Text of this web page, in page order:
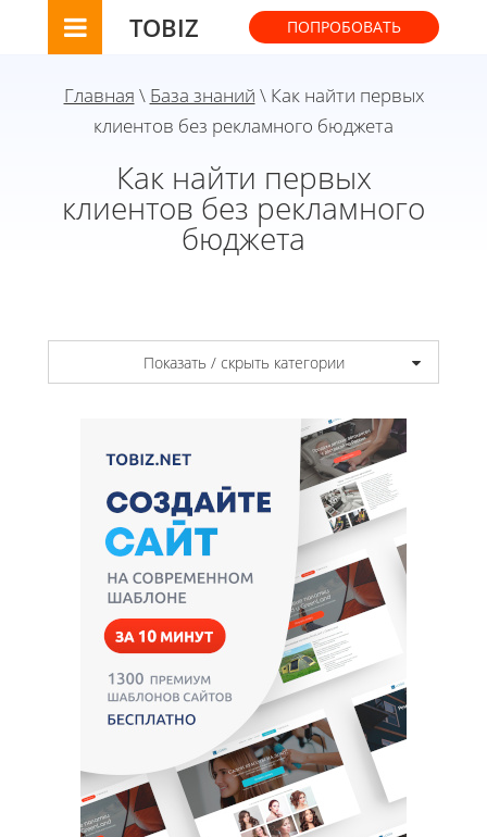
TOBIZ ПОПРОБОВАТЬ
Главная \ База знаний \ Как найти первых
клиентов без рекламного бюджета
Как найти первых
клиентов без рекламного
бюджета
Показать / скрыть категории